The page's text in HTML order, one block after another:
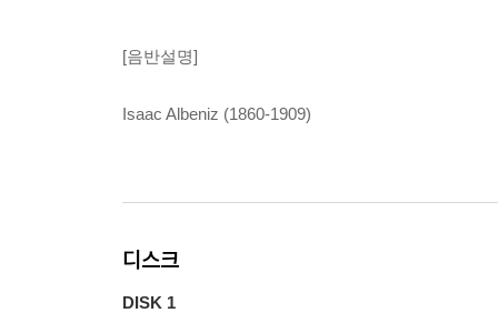
[음반설명]
Isaac Albeniz (1860-1909)
디스크
DISK 1